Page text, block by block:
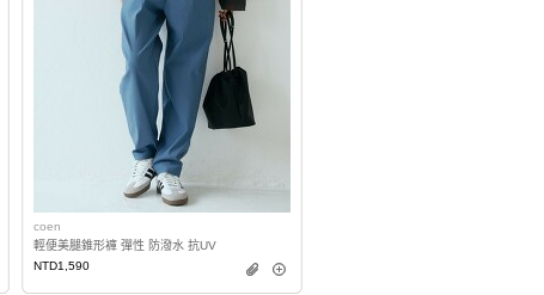
coen
輕便美腿錐形褲 彈性 防潑水 抗UV
NTD1,590